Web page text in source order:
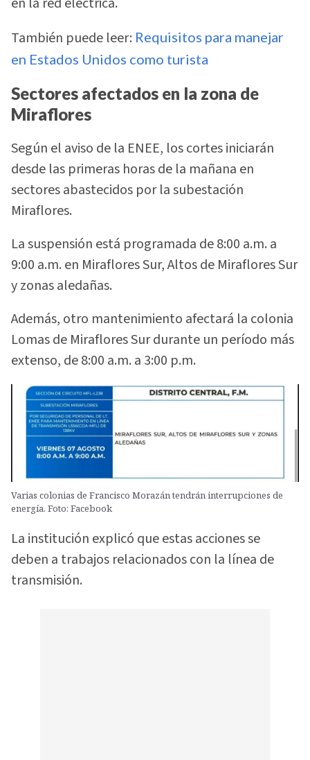
También puede leer: Requisitos para manejar
en Estados Unidos como turista
Sectores afectados en la zona de
Miraflores
Según el aviso de la ENEE, los cortes iniciarán
desde las primeras horas de la mañana en
sectores abastecidos por la subestación
Miraflores.
La suspensión está programada de 8:00 a.m. a
9:00 a.m. en Miraflores Sur, Altos de Miraflores Sur
y zonas aledañas.
Además, otro mantenimiento afectará la colonia
Lomas de Miraflores Sur durante un período más
extenso, de 8:00 a.m. a 3:00 p.m.
Varias colonias de Francisco Morazán tendrán interrupciones de
energía. Foto: Facebook
La institución explicó que estas acciones se
deben a trabajos relacionados con la línea de
transmisión.